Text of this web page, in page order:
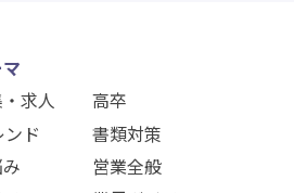
求人
ド
高卒
書類対策
営業全般